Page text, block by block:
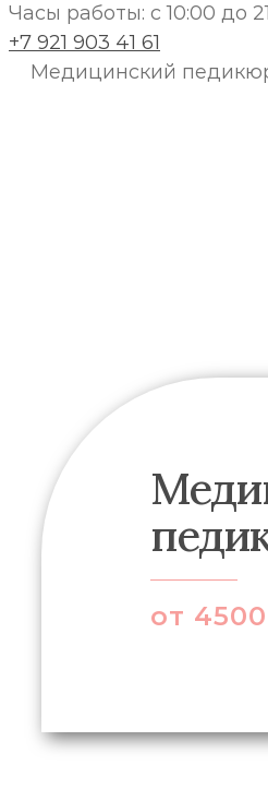
Часы работы: с 10:00 до
+7 921 903 41 61
Медицинский
от